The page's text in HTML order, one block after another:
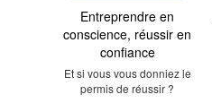
Entreprendre en
conscience, réussir en
confiance
Et si vous vous donniez le
permis de réussir ?